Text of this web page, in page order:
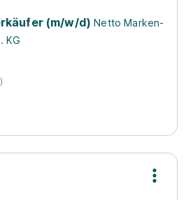
(m/w/d) Netto Marken-
KG